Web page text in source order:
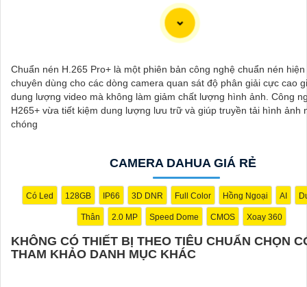
Chuẩn nén H.265 Pro+ là một phiên bản công nghệ chuẩn nén
chuyên dùng cho các dòng camera quan sát độ phân giải cực cao
dung lượng video mà không làm giảm chất lượng hình ảnh. Công
H265+ vừa tiết kiệm dung lượng lưu trữ và giúp truyền tải hình ảnh
chóng
CAMERA DAHUA GIÁ RẺ
Có Led 128GB IP66 3D DNR Full Color Hồng Ngoại AI
Thân 2.0 MP Speed Dome CMOS Xoay 360
KHÔNG CÓ THIẾT BỊ THEO TIÊU CHUẨN CHỌN
THAM KHẢO DANH MỤC KHÁC